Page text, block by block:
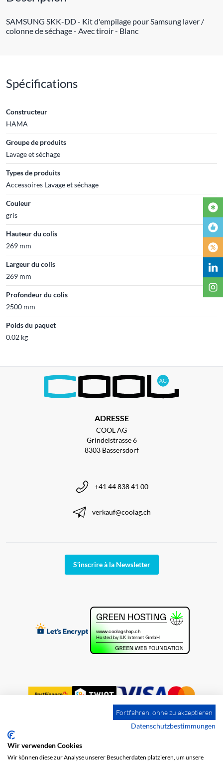
SAMSUNG SKK-DD - Kit d'empilage pour Samsung laver /
colonne de séchage - Avec tiroir - Blanc
Spécifications
Constructeur
HAMA
Groupe de produits
Lavage et séchage
Types de produits
Accessoires Lavage et séchage
Couleur
gris
Hauteur du colis
269 mm
Largeur du colis
269 mm
Profondeur du colis
2500 mm
Poids du paquet
0.02 kg
ADRESSE
COOL AG
Grindelstrasse 6
8303 Bassersdorf
+41 44 838 41 00
verkauf@coolag.ch
S'inscrire à la Newsletter
Impression
Fortfahren, ohne zu akzeptieren
Datenschutzbestimmungen
Wir verwenden Cookies
Wir können diese zur Analyse unserer Besucherdaten platzieren, um unsere